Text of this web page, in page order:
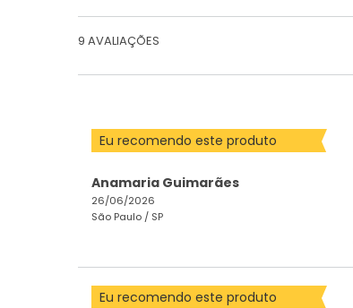
9 AVALIAÇÕES
Eu recomendo este produto
Anamaria Guimarães
26/06/2026
São Paulo / SP
Eu recomendo este produto